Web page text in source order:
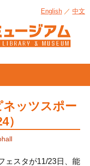
English ／ 中文
ッツスポー
）
ェスタが11/23日、能